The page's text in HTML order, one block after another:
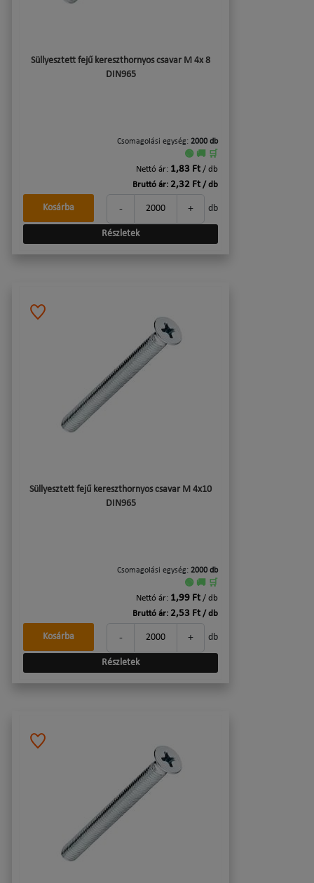
Süllyesztett fejű kereszthornyos csavar M 4x 8
DIN965
Csomagolási egység: 2000 db
🟢 🚚 🛒
Nettó ár: 1,83 Ft / db
Bruttó ár: 2,32 Ft / db
- + db
Kosárba
Részletek
Süllyesztett fejű kereszthornyos csavar M 4x10
DIN965
Csomagolási egység: 2000 db
🟢 🚚 🛒
Nettó ár: 1,99 Ft / db
Bruttó ár: 2,53 Ft / db
- + db
Kosárba
Részletek